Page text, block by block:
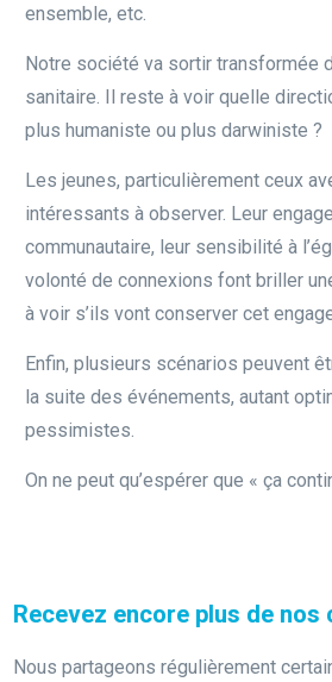
ensemble, etc.
Notre société va sortir transformée
sanitaire. Il reste à voir quelle
plus humaniste ou plus darwiniste ?
Les jeunes, particulièrement ceux
intéressants à observer. Leur
communautaire, leur sensibilité à
volonté de connexions font briller
à voir s’ils vont conserver cet
Enfin, plusieurs scénarios peuvent
la suite des événements, autant
pessimistes.
On ne peut qu’espérer que « ça
Recevez encore plus de nos
Nous partageons régulièrement